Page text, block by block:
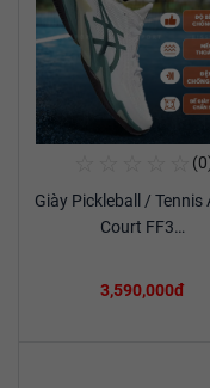
Giày Pickleball / Tennis
Court FF3…
3,590,000đ